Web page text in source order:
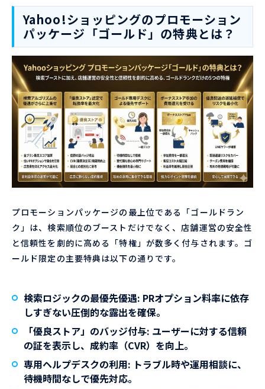
Yahoo!ショッピングのプロモーション
パッケージ「ゴールド」の特典とは？
プロモーションパッケージの最上位である「ゴールドラン
ク」は、検索順位のブーストだけでなく、店舗運営の安全性
と信頼性を劇的に高める「特権」が数多く付与されます。ゴ
ールド限定の主要特典は以下の通りです。
検索ロジックの最優先優遇: PRオプション料率に依存
しすぎない圧倒的な露出を確保。
「優良ストア」のバッジ付与: ユーザーに対する信頼
の証を表示し、成約率（CVR）を向上。
専用ヘルプデスクの利用: トラブル時や運用相談に、
待機時間なしで優先対応。